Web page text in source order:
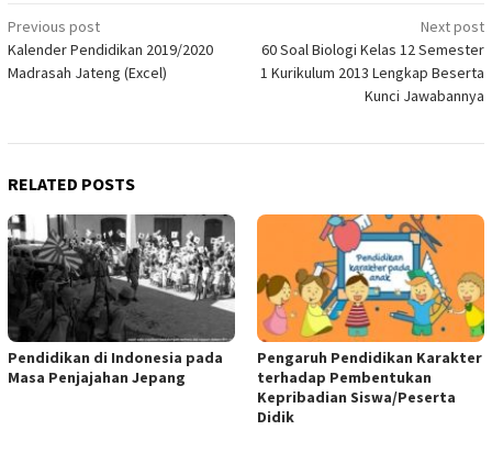
Post
navigation
Previous post
Kalender Pendidikan 2019/2020
Madrasah Jateng (Excel)
Next post
60 Soal Biologi Kelas 12 Semester
1 Kurikulum 2013 Lengkap Beserta
Kunci Jawabannya
RELATED POSTS
Pendidikan di Indonesia pada
Masa Penjajahan Jepang
Pengaruh Pendidikan Karakter
terhadap Pembentukan
Kepribadian Siswa/Peserta
Didik